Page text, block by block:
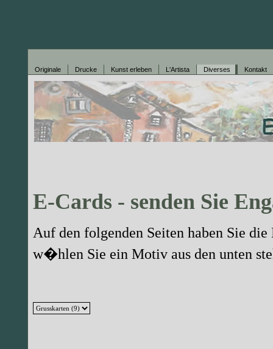
Originale Drucke Kunst erleben L'Artista Diverses Kontakt
E-Cards - senden Sie
Auf den folgenden Seiten haben Sie
w�hlen Sie ein Motiv aus den unten